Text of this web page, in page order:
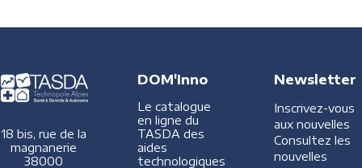
18 bis, rue de la
magnanerie
38000
DOM'Inno
Le catalogue
en ligne du
TASDA des
aides
technologiques
Newsletter
Inscrivez-vous
aux nouvelles
Consultez les
nouvelles